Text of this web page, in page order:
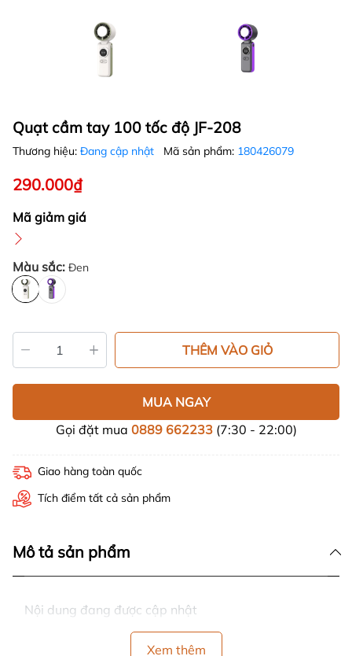
Quạt cầm tay 100 tốc độ JF-208
Thương hiệu: Đang cập nhật Mã sản phẩm: 180426079
290.000₫
Mã giảm giá
Màu sắc: Đen
THÊM VÀO GIỎ
MUA NGAY
Gọi đặt mua 0889 662233(7:30 - 22:00)
Giao hàng toàn quốc
Tích điểm tất cả sản phẩm
Mô tả sản phẩm
Nội dung đang được cập nhật
Xem thêm